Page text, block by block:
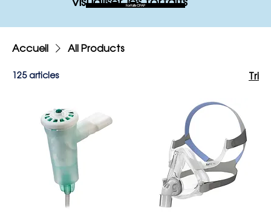
Forfaits CPAP
Accueil All Products
125 articles Tri